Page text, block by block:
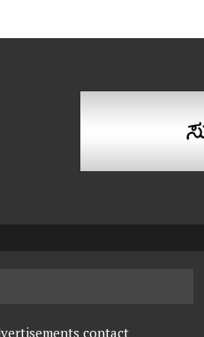
contact